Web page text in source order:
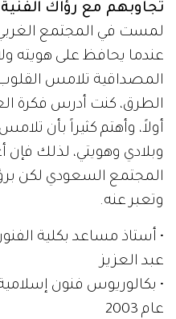
تجاوبهم مع رؤاك
لمست في المجتمع الغربي
عندما يحافظ على هويته
المصداقية تلامس
الطرق، كنت أدرس فكرة
أولاً، وأهتم كثيراً بأن
وبلادي وهويتي، لذلك فإن
المجتمع السعودي لكن
وتعبر عنه.
• أستاذ مساعد بكلية
عبد العزيز
• بكالوريوس فنون
عام 2003